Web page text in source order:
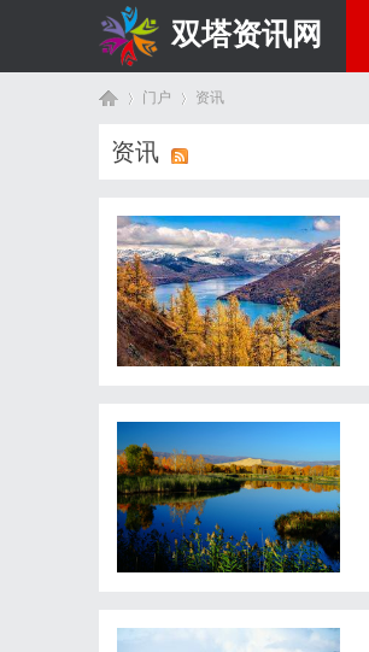
双塔资讯网
门户 资讯
资讯